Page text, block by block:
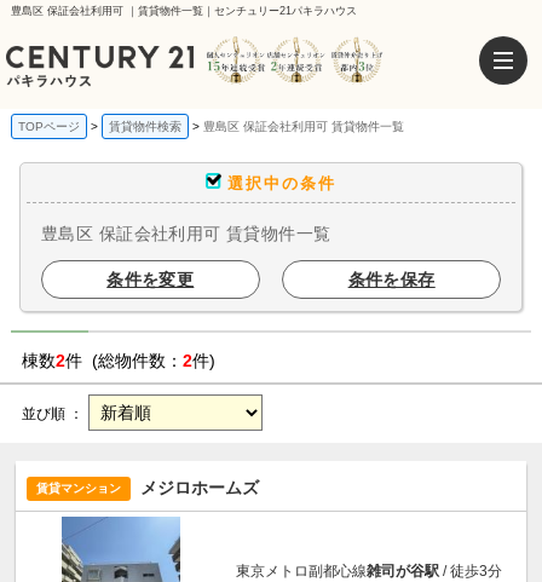
豊島区 保証会社利用可 ｜賃貸物件一覧｜センチュリー21パキラハウス
TOPページ 賃貸物件検索 豊島区 保証会社利用可 賃貸物件一覧
選択中の条件
豊島区 保証会社利用可 賃貸物件一覧
条件を変更 条件を保存
棟数2件 (総物件数： 2件)
並び順 ：
賃貸マンション メジロホームズ
東京メトロ副都心線雑司が谷駅 / 徒歩3分